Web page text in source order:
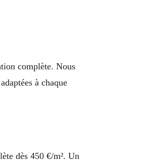
complète. Nous
à chaque
dès 450 €/m². Un